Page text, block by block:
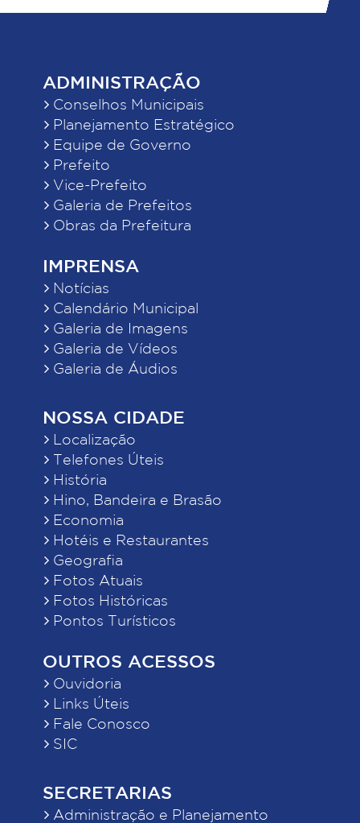
ADMINISTRAÇÃO
Conselhos Municipais
Planejamento Estratégico
Equipe de Governo
Prefeito
Vice-Prefeito
Galeria de Prefeitos
Obras da Prefeitura
IMPRENSA
Notícias
Calendário Municipal
Galeria de Imagens
Galeria de Vídeos
Galeria de Áudios
NOSSA CIDADE
Localização
Telefones Úteis
História
Hino, Bandeira e Brasão
Economia
Hotéis e Restaurantes
Geografia
Fotos Atuais
Fotos Históricas
Pontos Turísticos
OUTROS ACESSOS
Ouvidoria
Links Úteis
Fale Conosco
SIC
SECRETARIAS
Administração e Planejamento